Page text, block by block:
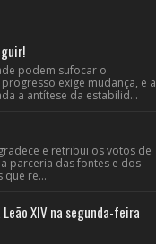
podem sufocar o
exige mudança, e a
a antítese da estabilid...
e retribui os votos de
parceria das fontes e dos
que re...
XIV na segunda-feira